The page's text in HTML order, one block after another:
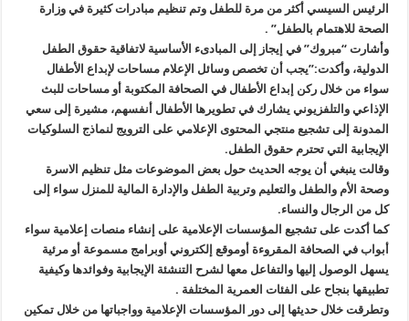
الرئيس السيسي أكثر من مرة للطفل وتم تنظيم مبادرات كثيرة في وزارة
الصحة للاهتمام بالطفل” .
وأشارت “مبروك” في إيجاز إلى المبادىء الأساسية لاتفاقية حقوق الطفل
الدولية، وأكدت:”يجب أن تخصص وسائل الإعلام مساحات لإبداع الأطفال
سواء من خلال ركن إبداع الأطفال في الصحافة المكتوبة أو مساحات للبث
الإذاعي والتلفزيوني يشارك في تطويرها الأطفال أنفسهم، مشيرة إلى سعي
المدونة إلى تشجيع منتجي المحتوى الإعلامي على الترويج لنماذج السلوكيات
الإيجابية التي تحترم حقوق الطفل.
وقالت ينبغي أن يوجه الحديث حول بعض الموضوعات مثل تنظيم الاسرة
وصحة الأم والطفل والتعليم وتربية الطفل والإدارة المالية للمنزل سواء إلى
كل من الرجال والنساء.
كما أكدت على تشجيع المؤسسات الإعلامية على إنشاء منصات إعلامية سواء
أبواب في الصحافة المقروءة أوموقع إلكتروني أوبرامج مسموعة أو مرئية
يسهل الوصول إليها والتفاعل معها لشرح التنشئة الإيجابية وفوائدها وكيفية
تطبيقها بنجاح على الفئات العمرية المختلفة .
وتطرقت خلال حديثها إلى دور المؤسسات الإعلامية وواجباتها من خلال تمكين